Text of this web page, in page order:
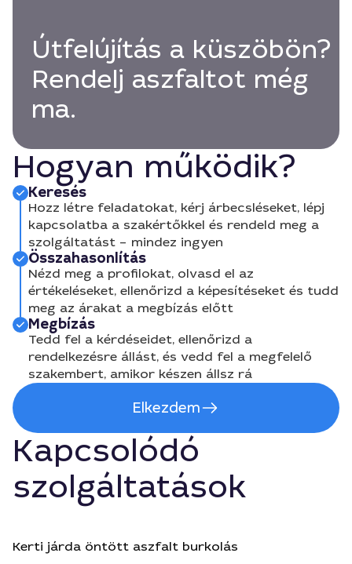
Útfelújítás a küszöbön?
Rendelj aszfaltot még
ma.
Hogyan működik?
Keresés
Hozz létre feladatokat, kérj árbecsléseket, lépj
kapcsolatba a szakértőkkel és rendeld meg a
szolgáltatást – mindez ingyen
Összahasonlítás
Nézd meg a profilokat, olvasd el az
értékeléseket, ellenőrizd a képesítéseket és tudd
meg az árakat a megbízás előtt
Megbízás
Tedd fel a kérdéseidet, ellenőrizd a
rendelkezésre állást, és vedd fel a megfelelő
szakembert, amikor készen állsz rá
Elkezdem
Kapcsolódó
szolgáltatások
Kerti járda öntött aszfalt burkolás